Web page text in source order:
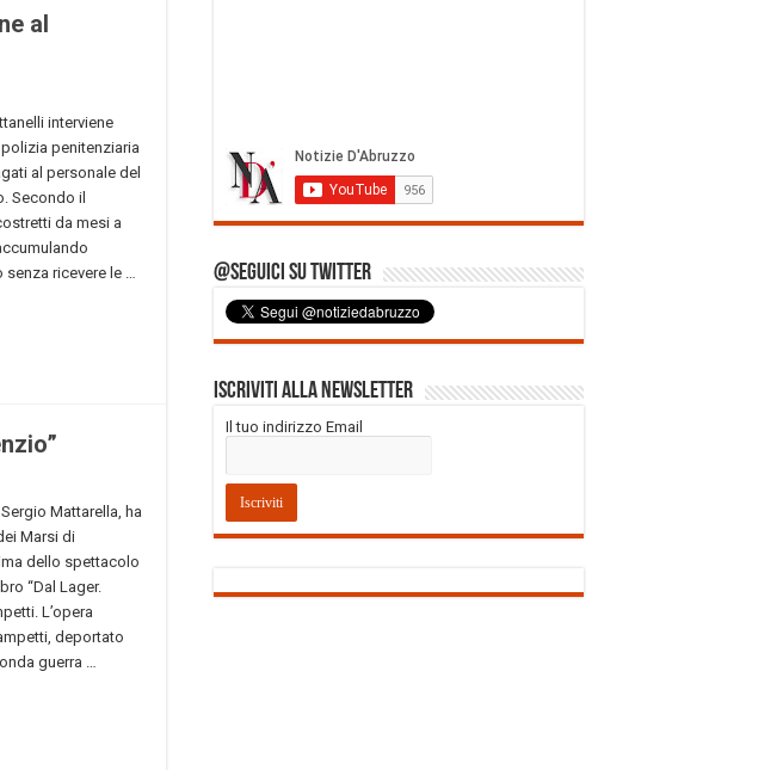
al
interviene
penitenziaria
al personale del
Secondo il
da mesi a
ricevere le …
Mattarella, ha
Marsi di
dello spettacolo
“Dal Lager.
L’opera
deportato
guerra …
@Seguici su Twitter
Iscriviti alla Newsletter
Il tuo indirizzo Email